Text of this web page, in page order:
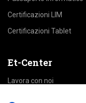
Certificazioni LIM
Certificazioni Tablet
Et-Center
Lavora con noi